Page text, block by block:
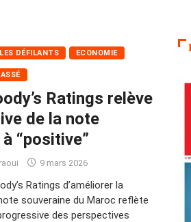
DÉFILANTS ECONOMIE
Ratings relève
de la note
“positive”
9 mars 2026
Ratings d’améliorer la
souveraine du Maroc reflète
des perspectives